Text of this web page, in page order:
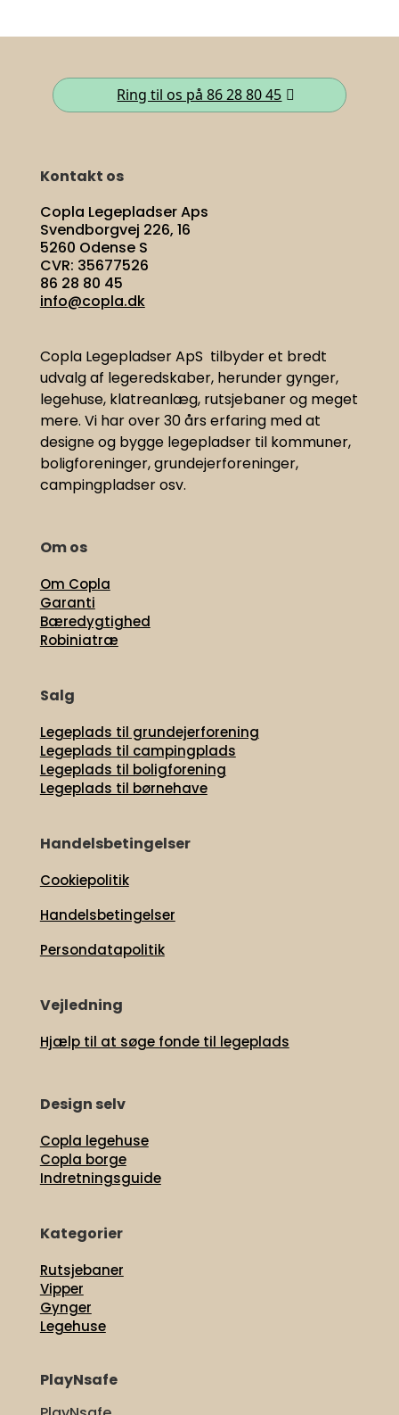
Ring til os på 86 28 80 45
Kontakt os
Copla Legepladser Aps
Svendborgvej 226, 16
5260 Odense S
CVR: 35677526
86 28 80 45
info@copla.dk
Copla Legepladser ApS tilbyder et bredt
udvalg af legeredskaber, herunder gynger,
legehuse, klatreanlæg, rutsjebaner og meget
mere. Vi harover 30 års erfaring med at
designe og bygge legepladser til kommuner,
boligforeninger, grundejerforeninger,
campingpladser osv.
Om os
Om Copla
Garanti
Bæredygtighed
Robiniatræ
Salg
Legeplads til grundejerforening
Legeplads til campingplads
Legeplads til boligforening
Legeplads til børnehave
Handelsbetingelser
Cookiepolitik
Handelsbetingelser
Persondatapolitik
Vejledning
Hjælp til at søge fonde til legeplads
Design selv
Copla legehuse
Copla borge
Indretningsguide
Kategorier
Rutsjebaner
Vipper
Gynger
Legehuse
PlayNsafe